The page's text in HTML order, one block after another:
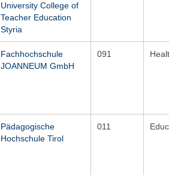
University College of
Teacher Education
Styria
Fachhochschule
JOANNEUM GmbH
091
Pädagogische
Hochschule Tirol
011